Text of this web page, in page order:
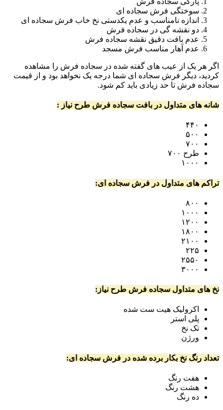
سوختگی فرش سجاده ای
اندازه نامناسب و عدم یکدستی نخ خاب فرش سجاده ای
دو نقشه گی در سجاده فرش
عدم بافت دقیق نقشه سجاده فرش
عدم آهار مناسب فرش مسجد
اگر هر یک از عیب های گفته شده در سجاده فرش را مشاهده
کردید، دیگر فرش سجاده ای شما درجه یک نخواهد بود و از قیمت
سجاده فرش تا حد زیادی باید کم شود.
شانه های متداول در بافت سجاده فرش طرح نیاز :
۴۴۰
۵۰۰
۷۰۰
طرح ۷۰۰
۱۰۰۰
تراکم های متداول در فرش سجاده ای:
۸۰۰
۱۰۰۰
۱۲۰۰
۱۸۰۰
۲۱۰۰
۲۲۵
۲۵۵۰
۳۰۰۰
نخ های متداول سجاده فرش طرح نیاز:
اکرولیک هیت ست شده
پلی استر
تک نخ
ورژن
تعداد رنگ نخ بکار برده شده در فرش سجاده ای:
هفت رنگ
هشت رنگ
ده رنگ